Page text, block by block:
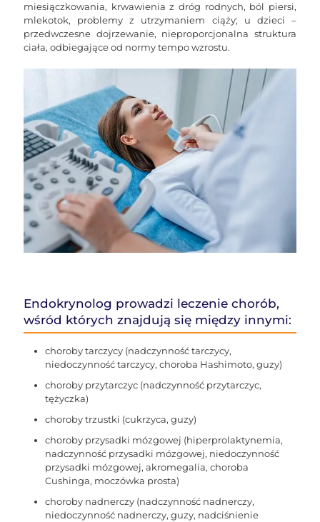
miesiączkowania, krwawienia z dróg rodnych, ból piersi,
mlekotok, problemy z utrzymaniem ciąży; u dzieci –
przedwczesne dojrzewanie, nieproporcjonalna struktura
ciała, odbiegające od normy tempo wzrostu.
Endokrynolog prowadzi leczenie chorób,
wśród których znajdują się między innymi:
choroby tarczycy (nadczynność tarczycy,
niedoczynność tarczycy, choroba Hashimoto, guzy)
choroby przytarczyc (nadczynność przytarczyc,
tężyczka)
choroby trzustki (cukrzyca, guzy)
choroby przysadki mózgowej (hiperprolaktynemia,
nadczynność przysadki mózgowej, niedoczynność
przysadki mózgowej, akromegalia, choroba
Cushinga, moczówka prosta)
choroby nadnerczy (nadczynność nadnerczy,
niedoczynność nadnerczy, guzy, nadciśnienie